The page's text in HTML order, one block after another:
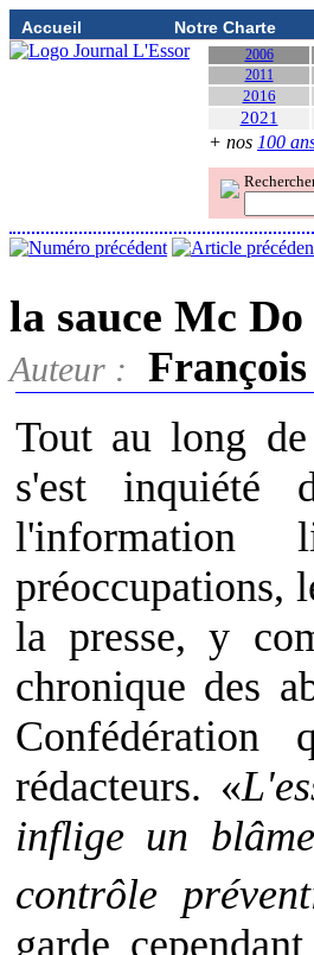
Accueil Notre Charte
2006
2011
2016
2021
+ nos 100
la sauce Mc Do
Auteur :
Tout au long
s'est inquiété
l'information
préoccupations,
la presse, y
chronique des
Confédération
rédacteurs. «
inflige un
contrôle
garde